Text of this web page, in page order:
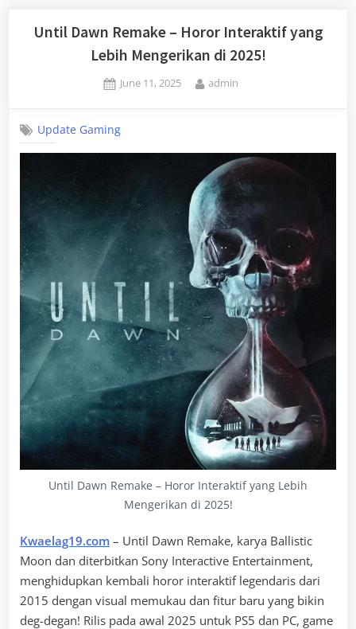
Until Dawn Remake – Horor Interaktif yang
Lebih Mengerikan di 2025!
Posted
June 11, 2025 By
admin
Update Gaming
Until Dawn Remake – Horor Interaktif yang Lebih
Mengerikan di 2025!
Kwaelag19.com – Until Dawn Remake, karya Ballistic
Moon dan diterbitkan Sony Interactive Entertainment,
menghidupkan kembali horor interaktif legendaris dari
2015 dengan visual memukau dan fitur baru yang bikin
deg-degan! Rilis pada awal 2025 untuk PS5 dan PC, game